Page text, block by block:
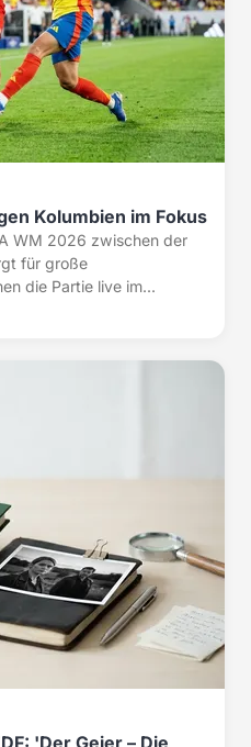
Kolumbien im Fokus
WM 2026 zwischen der
für große
die Partie live im...
'Der Geier – Die